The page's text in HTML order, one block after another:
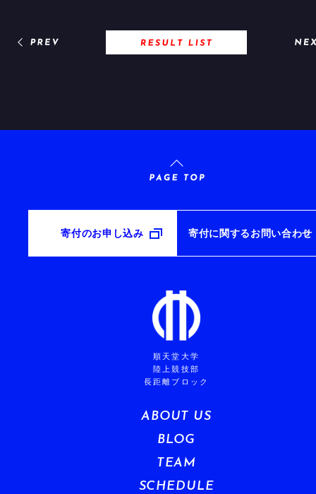
寄付のお申し込み 寄付に関するお問い合わせ
順天堂大学
陸上競技部
長距離ブロック
ABOUT US
BLOG
TEAM
SCHEDULE